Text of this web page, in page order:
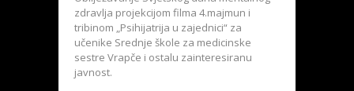
zdravlja projekcijom filma 4.majmun i
tribinom „Psihijatrija u zajednici“ za
učenike Srednje škole za medicinske
sestre Vrapče i ostalu zainteresiranu
javnost.